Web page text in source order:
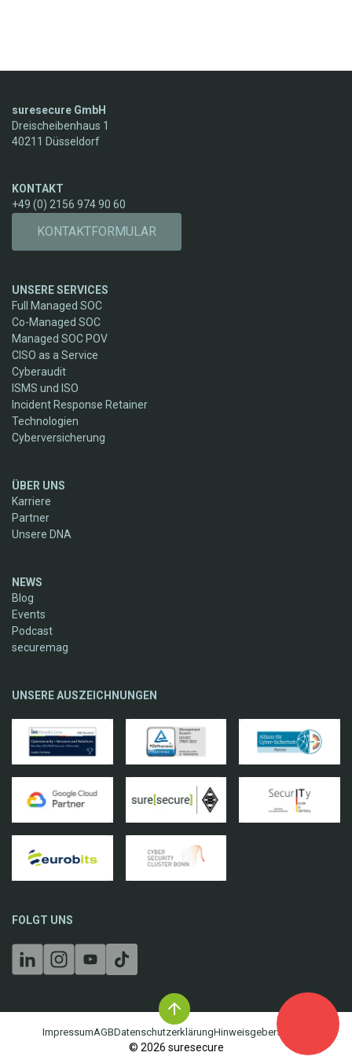
suresecure GmbH
Dreischeibenhaus 1
40211 Düsseldorf
KONTAKT
+49 (0) 2156 974 90 60
KONTAKTFORMULAR
UNSERE SERVICES
Full Managed SOC
Co-Managed SOC
Managed SOC POV
CISO as a Service
Cyberaudit
ISMS und ISO
Incident Response Retainer
Technologien
Cyberversicherung
ÜBER UNS
Karriere
Partner
Unsere DNA
NEWS
Blog
Events
Podcast
securemag
UNSERE AUSZEICHNUNGEN
FOLGT UNS
ImpressumAGBDatenschutzerklärungHinweisgebersystem
© 2026 suresecure